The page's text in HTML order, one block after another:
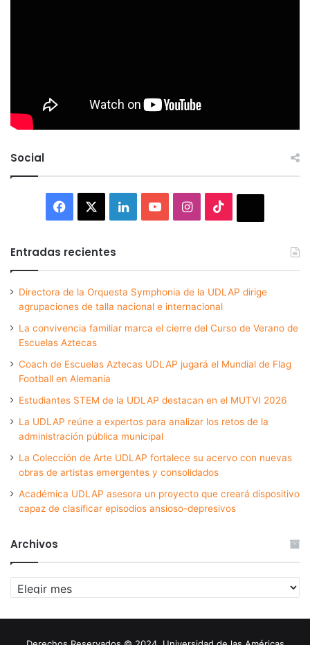
Social
Facebook LinkedInYouTubeInstagram
Entradas recientes
Directora de la Orquesta Symphonia de la UDLAP dirige
agrupaciones de talla nacional e internacional
La convivencia familiar marca el cierre del Curso de Verano de
Escuelas Aztecas
Coach de Escuelas Aztecas UDLAP jugará el Mundial de Flag
Football en Alemania
Estudiantes STEM de la UDLAP destacan en el MUTVI 2026
La UDLAP reúne a expertos para analizar los retos de la
administración pública municipal
La Colección de Arte UDLAP fortalece su acervo con nuevas
obras de artistas emergentes y consolidados
Académica UDLAP asesora un proyecto que creará dispositivo
capaz de clasificar episodios ansioso-depresivos
Archivos
Archivos